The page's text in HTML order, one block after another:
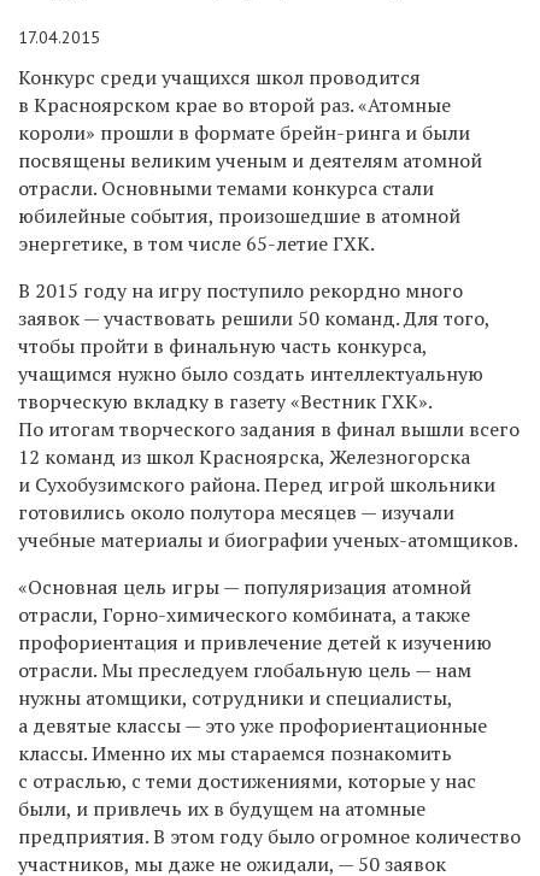
17.04.2015
Конкурс среди учащихся школ проводится
в Красноярском крае во второй раз. «Атомные
короли» прошли в формате брейн-ринга и были
посвящены великим ученым и деятелям атомной
отрасли. Основными темами конкурса стали
юбилейные события, произошедшие в атомной
энергетике, в том числе 65-летие ГХК.
В 2015 году на игру поступило рекордно много
заявок — участвовать решили 50 команд. Для того,
чтобы пройти в финальную часть конкурса,
учащимся нужно было создать интеллектуальную
творческую вкладку в газету «Вестник ГХК».
По итогам творческого задания в финал вышли всего
12 команд из школ Красноярска, Железногорска
и Сухобузимского района. Перед игрой школьники
готовились около полутора месяцев — изучали
учебные материалы и биографии ученых-атомщиков.
«Основная цель игры — популяризация атомной
отрасли, Горно-химического комбината, а также
профориентация и привлечение детей к изучению
отрасли. Мы преследуем глобальную цель — нам
нужны атомщики, сотрудники и специалисты,
а девятые классы — это уже профориентационные
классы. Именно их мы стараемся познакомить
с отраслью, с теми достижениями, которые у нас
были, и привлечь их в будущем на атомные
предприятия. В этом году было огромное количество
участников, мы даже не ожидали, — 50 заявок